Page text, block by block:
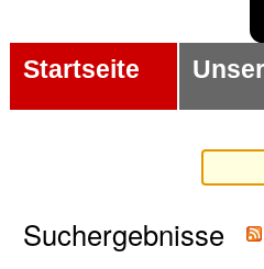
zum
Inhalt
Navigation
Werkzeuge
Startseite
Suchergebnisse